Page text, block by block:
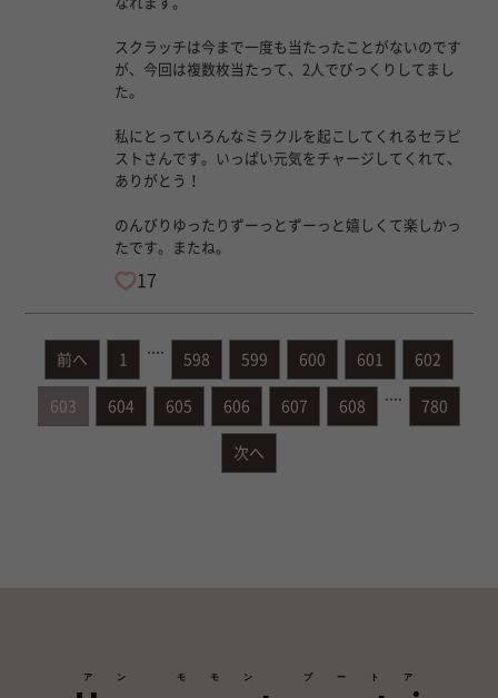
スクラッチは今まで一度も当たったことがないのです
が、今回は複数枚当たって、2人でびっくりしてまし
た。
私にとっていろんなミラクルを起こしてくれるセラピ
ストさんです。いっぱい元気をチャージしてくれて、
ありがとう！
のんびりゆったりずーっとずーっと嬉しくて楽しかっ
たです。またね。
17
前へ 1 598 599 600 601 602
603 604 605 606 607 608 780
次へ
アン モモン プートア